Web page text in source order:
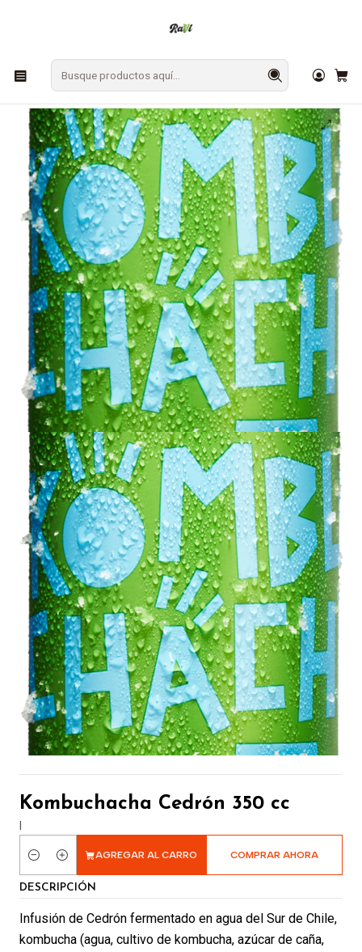
Kombuchacha Cedrón 350 cc
Kombuchacha Cedrón 350 cc
|
Cantidad
AGREGAR AL CARRO COMPRAR AHORA
DESCRIPCIÓN
Infusión de Cedrón fermentado en agua del Sur de Chile,
kombucha (agua, cultivo de kombucha, azúcar de caña,